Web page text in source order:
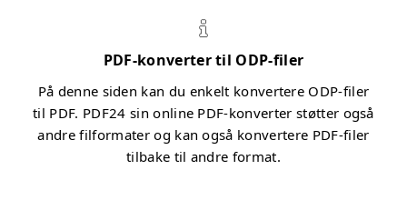
PDF-konverter til ODP-filer
På denne siden kan du enkelt konvertere ODP-filer
til PDF. PDF24 sin online PDF-konverter støtter også
andre filformater og kan også konvertere PDF-filer
tilbake til andre format.